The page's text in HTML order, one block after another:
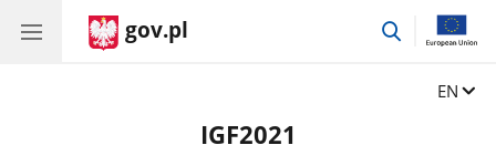
gov.pl
EN
IGF2021